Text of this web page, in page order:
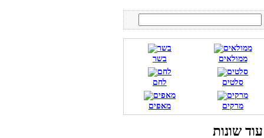
בשר ממולאים
לחם סלטים
מאפים מרקים